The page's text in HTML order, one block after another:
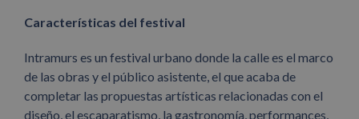
Características del festival
Intramurs es un festival urbano donde la calle es el marco
de las obras y el público asistente, el que acaba de
completar las propuestas artísticas relacionadas con el
diseño, el escaparatismo, la gastronomía, performances,